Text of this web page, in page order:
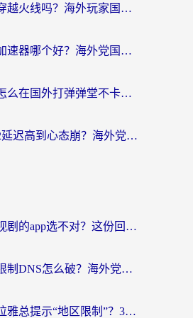
在国外也能玩穿越火线吗？海外玩家国服游戏畅玩终极指南
美国率土之滨加速器哪个好？海外党国服游戏畅玩终极指南（附多游戏解决方案）
海外党必看：怎么在国外打弹弹堂不卡？番茄加速器亲测指南
英国崩坏学园2延迟高到心态崩？海外党国服游戏加速终极指南
海外看国内电视剧的app选不对？这份回国加速器避坑指南帮你流畅追剧
喜马拉雅地区限制DNS怎么破？海外党听国内音乐听书的终极解决方案
在海外听喜马拉雅总提示“地区限制”？3步轻松解除+听国内音乐全攻略